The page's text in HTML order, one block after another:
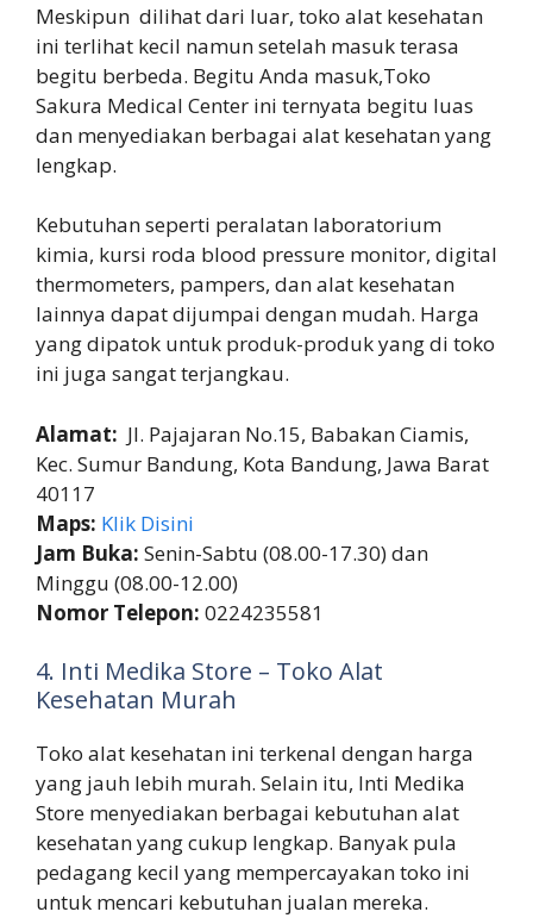
Meskipun dilihat dari luar, toko alat kesehatan
ini terlihat kecil namun setelah masuk terasa
begitu berbeda. Begitu Anda masuk,Toko
Sakura Medical Center ini ternyata begitu luas
dan menyediakan berbagai alat kesehatan yang
lengkap.
Kebutuhan seperti peralatan laboratorium
kimia, kursi roda blood pressure monitor, digital
thermometers, pampers, dan alat kesehatan
lainnya dapat dijumpai dengan mudah. Harga
yang dipatok untuk produk-produk yang di toko
ini juga sangat terjangkau.
Alamat: Jl. Pajajaran No.15, Babakan Ciamis,
Kec. Sumur Bandung, Kota Bandung, Jawa Barat
40117
Maps: Klik Disini
Jam Buka: Senin-Sabtu (08.00-17.30) dan
Minggu (08.00-12.00)
Nomor Telepon: 0224235581
4. Inti Medika Store – Toko Alat
Kesehatan Murah
Toko alat kesehatan ini terkenal dengan harga
yang jauh lebih murah. Selain itu, Inti Medika
Store menyediakan berbagai kebutuhan alat
kesehatan yang cukup lengkap. Banyak pula
pedagang kecil yang mempercayakan toko ini
untuk mencari kebutuhan jualan mereka.